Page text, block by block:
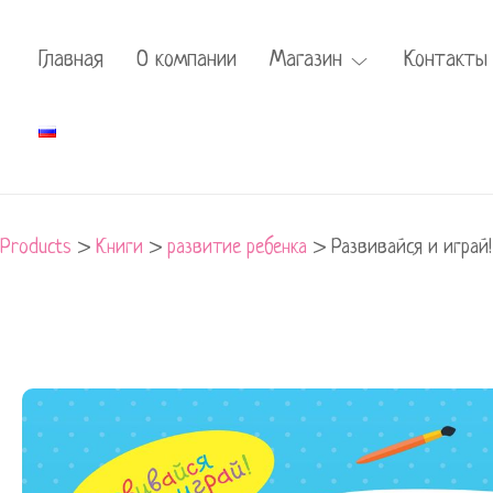
Главная О компании Магазин Контакты
Products > Книги > развитие ребенка > Развивайся и
Развивайся
играй!